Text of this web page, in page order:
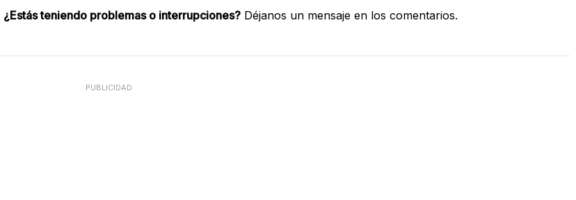
¿Estás teniendo problemas o interrupciones? Déjanos un mensaje en los comentarios.
PUBLICIDAD